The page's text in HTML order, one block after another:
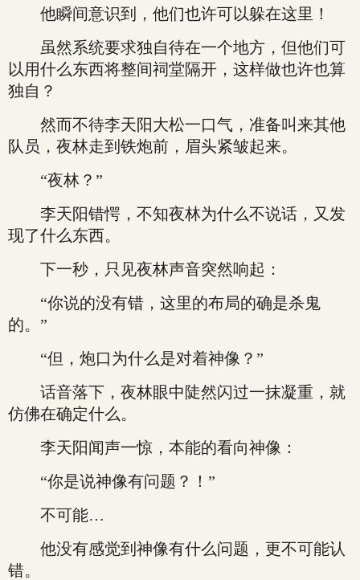
他瞬间意识到，他们也许可以躲在这里！
虽然系统要求独自待在一个地方，但他们可
以用什么东西将整间祠堂隔开，这样做也许也算
独自？
然而不待李天阳大松一口气，准备叫来其他
队员，夜林走到铁炮前，眉头紧皱起来。
“夜林？”
李天阳错愕，不知夜林为什么不说话，又发
现了什么东西。
下一秒，只见夜林声音突然响起：
“你说的没有错，这里的布局的确是杀鬼
的。”
“但，炮口为什么是对着神像？”
话音落下，夜林眼中陡然闪过一抹凝重，就
仿佛在确定什么。
李天阳闻声一惊，本能的看向神像：
“你是说神像有问题？！”
不可能…
他没有感觉到神像有什么问题，更不可能认
错。